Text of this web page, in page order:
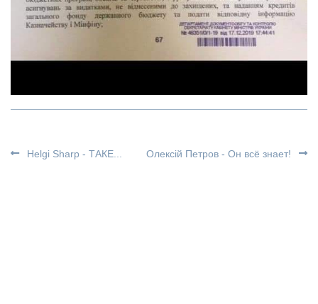
Helgi Sharp - ТАКЕ... Олексій Петров - Он всё знает!